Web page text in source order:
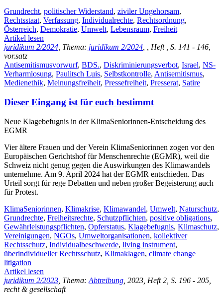
Grundrecht, politischer Widerstand, ziviler Ungehorsam,
Rechtsstaat, Verfassung, Individualrechte, Rechtsordnung,
Österreich, Demokratie, Umwelt, Lebensraum, Freiheit
Artikel lesen
juridikum 2/2024 , Thema: juridikum 2/2024 , , Heft , S. 141 - 146,
vor.satz
Antisemitismusvorwurf, BDS., Diskriminierungsverbot, Israel, NS-
Verharmlosung, Paulitsch Luis, Selbstkontrolle, Antisemitismus,
Medienethik, Meinungsfreiheit, Pressefreiheit, Presserat, Satire
Dieser Eingang ist für euch bestimmt
Neue Klagebefugnis in der KlimaSeniorinnen-Entscheidung des
EGMR
Vier ältere Frauen und der Verein KlimaSeniorinnen zogen vor den
Europäischen Gerichtshof für Menschenrechte (EGMR), weil die
Schweiz nicht genug gegen die Auswirkungen des Klimawandels
unternehme. Am 9. April 2024 hat der EGMR entschieden. Das
Urteil sorgt für rege Debatten und neben großer Begeisterung auch
für Protest.
KlimaSeniorinnen, Klimakrise, Klimawandel, Umwelt, Naturschutz,
Grundrechte, Freiheitsrechte, Schutzpflichten, positive obligations,
Gewährleistungspflichten, Opferstatus, Klagebefugnis, Klimaschutz,
Vereinigungen, NGOs, Umweltorganisationen, kollektiver
Rechtsschutz, Individualbeschwerde, living instrument,
überindividueller Rechtsschutz, Klimaklagen, climate change
litigation
Artikel lesen
juridikum 2/2023 , Thema: Abtreibung , 2023, Heft 2, S. 196 - 205,
recht & gesellschaft